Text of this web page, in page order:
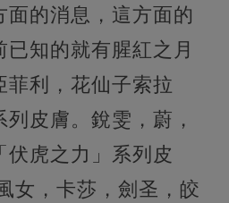
面的消息，這方面的
知的就有腥紅之月
菲利，花仙子索拉
皮膚。銳雯，蔚，
虎之力」系列皮
女，卡莎，劍圣，皎